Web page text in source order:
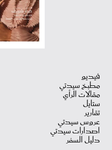
فيديو
مطبخ سيدتي
مقالات الرأي
ستايل
تقارير
عروس سيدتي
اصدارات سيدتي
دليل السفر